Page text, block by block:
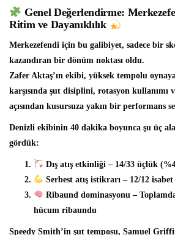
Genel Değerlendirme:
Ritim ve Dayanıklılık
Merkezefendi için bu galibiyet, sadece bir
kazandıran bir dönüm noktası oldu.
Zafer Aktaş’ın ekibi, yüksek tempolu
karşısında şut disiplini, rotasyon kullanımı
açısından kusursuza yakın bir performans
Denizli ekibinin 40 dakika boyunca şu üç
gördük:
Dış atış etkinliği – 14/33 üçlük
Serbest atış istikrarı – 12/12 isabet
Ribaund dominasyonu –
hücum ribaundu
Speedy Smith’in şut temposu, Samuel